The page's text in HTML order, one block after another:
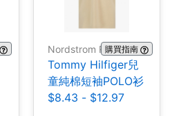
Nordstrom Rack購買指南
Tommy Hilfiger兒
童純棉短袖POLO衫
$8.43 - $12.97